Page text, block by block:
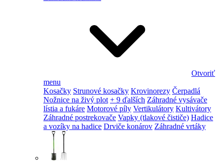
Otvoriť
menu
Kosačky Strunové kosačky Krovinorezy Čerpadlá
Nožnice na živý plot + 9 ďalších Záhradné vysávače
lístia a fukáre Motorové píly Vertikulátory Kultivátory
Záhradné postrekovače Vapky (tlakové čističe) Hadice
a vozíky na hadice Drviče konárov Záhradné vrtáky